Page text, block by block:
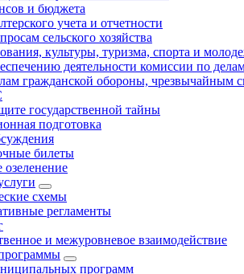
и бюджета
учета и отчетности
сельского хозяйства
культуры, туризма, спорта и
деятельности комиссии по
гражданской обороны, чрезвычайным
государственной тайны
подготовка
билеты
схемы
регламенты
и межуровневое взаимодействие
программ